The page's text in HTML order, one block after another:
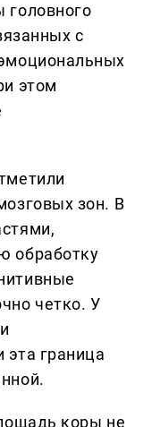
головного
с
этом
зон. В
обработку
четко. У
эта граница
коры не